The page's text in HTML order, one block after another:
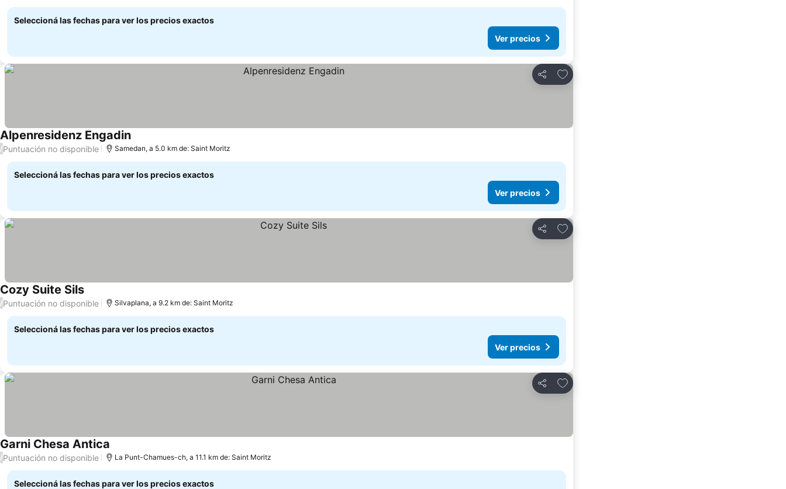
Seleccioná las fechas para ver los precios exactos
Ver precios
Compartir
Añadir a favoritos
Alpenresidenz EngadinVer precios
/Puntuación no disponible Samedan, a 5.0 km de: Saint Moritz
Seleccioná las fechas para ver los precios exactos
Ver precios
Compartir
Añadir a favoritos
Cozy Suite SilsVer precios
/Puntuación no disponible Silvaplana, a 9.2 km de: Saint Moritz
Seleccioná las fechas para ver los precios exactos
Ver precios
Compartir
Añadir a favoritos
Garni Chesa AnticaVer precios
/Puntuación no disponible La Punt-Chamues-ch, a 11.1 km de: Saint Moritz
Seleccioná las fechas para ver los precios exactos